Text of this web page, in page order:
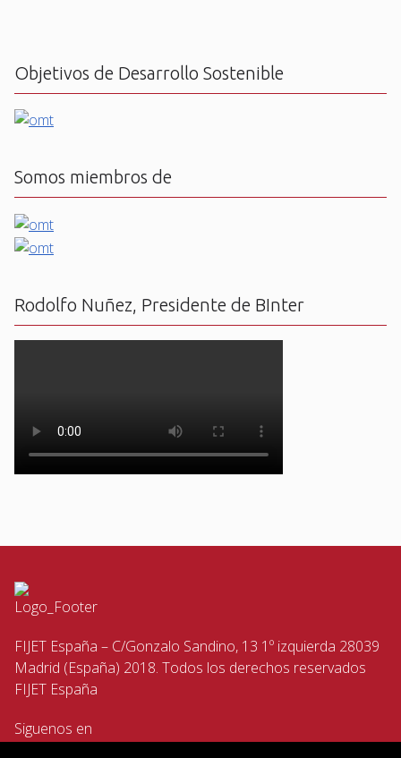
Objetivos de Desarrollo Sostenible
Somos miembros de
Rodolfo Nuñez, Presidente de BInter
FIJET España – C/Gonzalo Sandino, 13 1º izquierda 28039
Madrid (España) 2018. Todos los derechos reservados
FIJET España
Siguenos en